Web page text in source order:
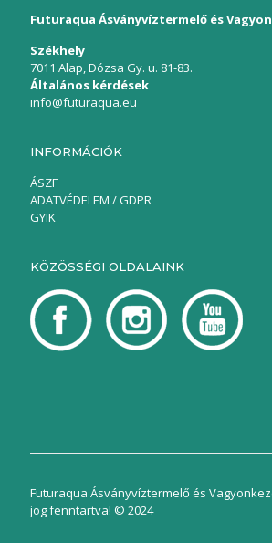
Futuraqua Ásványvíztermelő és
Székhely
7011 Alap, Dózsa Gy. u. 81-83.
Általános kérdések
info@futuraqua.eu
INFORMÁCIÓK
ÁSZF
ADATVÉDELEM / GDPR
GYIK
KÖZÖSSÉGI OLDALAINK
Futuraqua Ásványvíztermelő és
jog fenntartva! © 2024